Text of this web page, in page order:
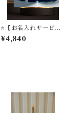
⭐️【お名入れサービ
ス】父の日ギフト 万年
筆は 店主のおすすめ
¥4,840